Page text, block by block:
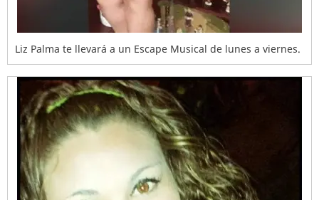
Liz Palma te llevará a un Escape Musical de lunes a viernes.